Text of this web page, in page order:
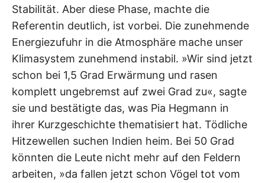
Stabilität. Aber diese Phase, machte die
Referentin deutlich, ist vorbei. Die zunehmende
Energiezufuhr in die Atmosphäre mache unser
Klimasystem zunehmend instabil. »Wir sind jetzt
schon bei 1,5 Grad Erwärmung und rasen
komplett ungebremst auf zwei Grad zu«, sagte
sie und bestätigte das, was Pia Hegmann in
ihrer Kurzgeschichte thematisiert hat. Tödliche
Hitzewellen suchen Indien heim. Bei 50 Grad
könnten die Leute nicht mehr auf den Feldern
arbeiten, »da fallen jetzt schon Vögel tot vom